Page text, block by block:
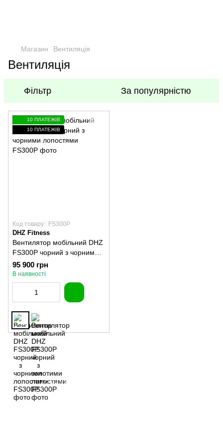
Магазин Вентиляція
Вентиляція
Фільтр За популярністю
10 ПЛАТЕЖІВ
10 ПЛАТЕЖІВ
Код товару:: FS300P
DHZ Fitness
Вентилятор мобільний DHZ
FS300P чорний з чорними
лопостями
95 900 грн
В наявності
(097) 977-07-17